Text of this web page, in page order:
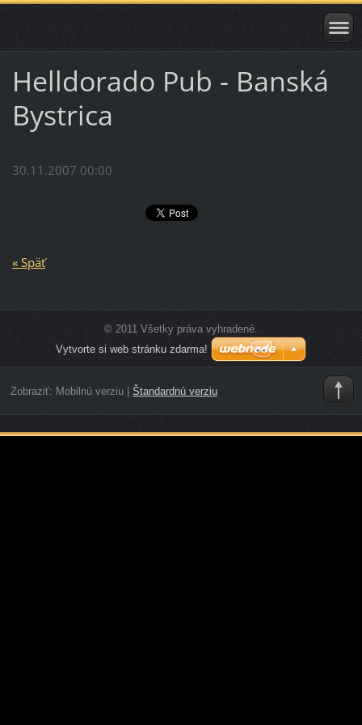
Helldorado Pub - Banská
Bystrica
30.11.2007 00:00
« Späť
© 2011 Všetky práva vyhradené.
Vytvorte si web stránku zdarma!
Zobraziť: Mobilnú verziu| Štandardnú verziu